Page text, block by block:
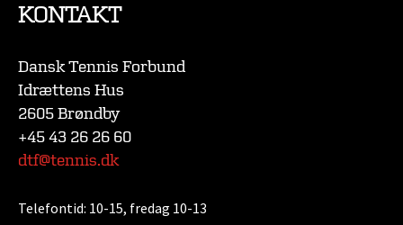
KONTAKT
Dansk Tennis Forbund
Idrættens Hus
2605 Brøndby
+45 43 26 26 60
dtf@tennis.dk
Telefontid: 10-15, fredag 10-13